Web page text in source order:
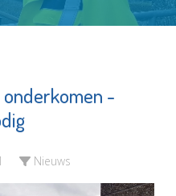
onderkomen -
Nieuws